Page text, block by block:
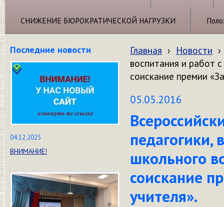
СНИЖЕНИЕ БЮРОКРАТИЧЕСКОЙ НАГРУЗКИ
Последние новости
04.12.2025
ВНИМАНИЕ!
Главная › Новости ›
воспитания и работ
соискание премии
05.05.2016
педагогики,
школьного
соискание
учителя».